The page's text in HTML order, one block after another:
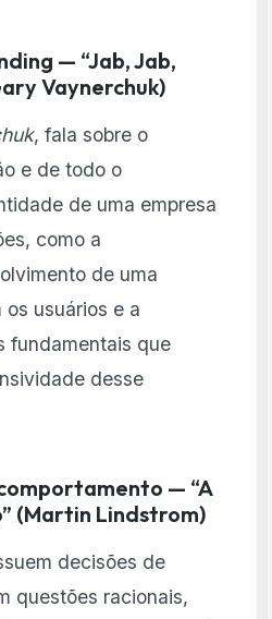
— “Jab, Jab,
Vaynerchuk)
, fala sobre o
e de todo o
de uma empresa
como a
de uma
usuários e a
fundamentais que
desse
— “A
(Martin Lindstrom)
decisões de
questões racionais,